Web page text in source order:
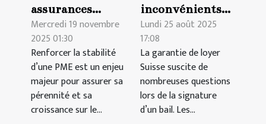
assurances
peuvent
renforcer la
stabilité d'une
PME ?
Mercredi 19 novembre
2025 01:30
Renforcer la stabilité
d’une PME est un enjeu
majeur pour assurer sa
pérennité et sa
croissance sur le...
inconvénients
des différentes
options de
garantie de
loyer en Suisse
Lundi 25 août 2025
17:08
La garantie de loyer
Suisse suscite de
nombreuses questions
lors de la signature
d’un bail. Les...